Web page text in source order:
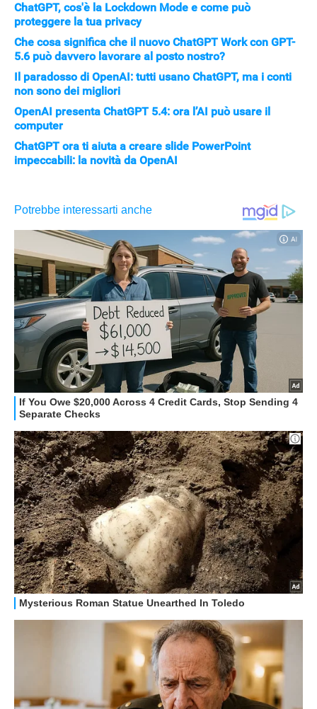
GUIDE ALL'ACQUISTO
ChatGPT, cos'è la Lockdown Mode e come può
proteggere la tua privacy
Che cosa significa che il nuovo ChatGPT Work con GPT-
5.6 può davvero lavorare al posto nostro?
Il paradosso di OpenAI: tutti usano ChatGPT, ma i conti
non sono dei migliori
OpenAI presenta ChatGPT 5.4: ora l’AI può usare il
computer
ChatGPT ora ti aiuta a creare slide PowerPoint
impeccabili: la novità da OpenAI